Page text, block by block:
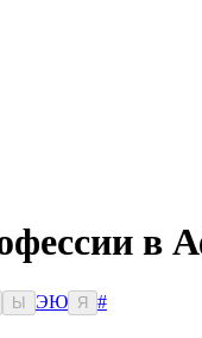
в
Ы ЭЮ Я
#